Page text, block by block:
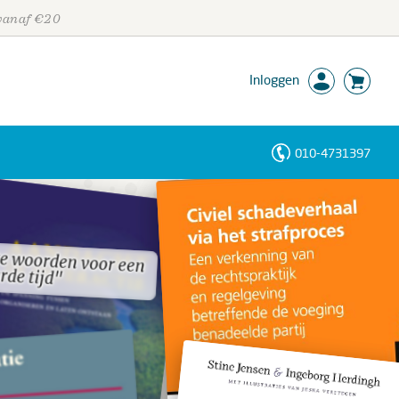
€20
Inloggen
010-4731397
woorden voor een
tijd"
woorden voor een
tijd"
Personen